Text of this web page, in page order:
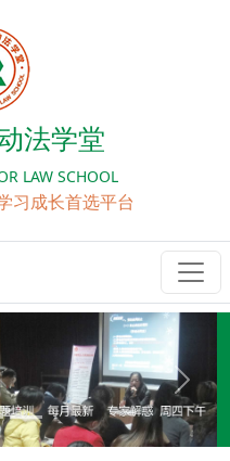
法学堂
LAW SCHOOL
习成长首选平台
Next